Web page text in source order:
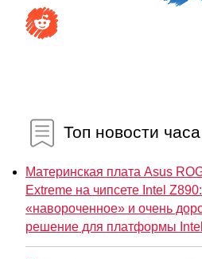
Топ новости часа
Материнская плата Asus
Extreme на чипсете Intel
«навороченное» и очень
решение для платформы